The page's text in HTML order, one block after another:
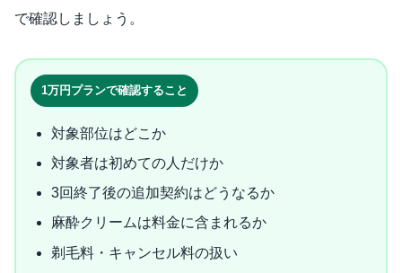
で確認しましょう。
1万円プランで確認すること
対象部位はどこか
対象者は初めての人だけか
3回終了後の追加契約はどうなるか
麻酔クリームは料金に含まれるか
剃毛料・キャンセル料の扱い